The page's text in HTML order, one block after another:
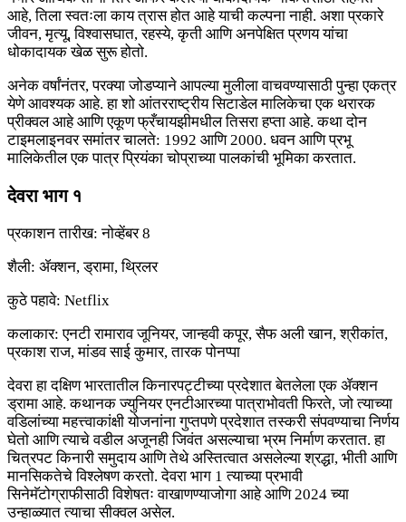
आहे, तिला स्वतःला काय त्रास होत आहे याची कल्पना नाही. अशा प्रकारे
जीवन, मृत्यू, विश्वासघात, रहस्ये, कृती आणि अनपेक्षित प्रणय यांचा
धोकादायक खेळ सुरू होतो.
अनेक वर्षांनंतर, परक्या जोडप्याने आपल्या मुलीला वाचवण्यासाठी पुन्हा एकत्र
येणे आवश्यक आहे. हा शो आंतरराष्ट्रीय सिटाडेल मालिकेचा एक थरारक
प्रीक्वल आहे आणि एकूण फ्रँचायझीमधील तिसरा हप्ता आहे. कथा दोन
टाइमलाइनवर समांतर चालते: 1992 आणि 2000. धवन आणि प्रभू
मालिकेतील एक पात्र प्रियंका चोप्राच्या पालकांची भूमिका करतात.
देवरा भाग १
प्रकाशन तारीख: नोव्हेंबर 8
शैली: ॲक्शन, ड्रामा, थ्रिलर
कुठे पहावे: Netflix
कलाकार: एनटी रामाराव जूनियर, जान्हवी कपूर, सैफ अली खान, श्रीकांत,
प्रकाश राज, मांडव साई कुमार, तारक पोनप्पा
देवरा हा दक्षिण भारतातील किनारपट्टीच्या प्रदेशात बेतलेला एक ॲक्शन
ड्रामा आहे. कथानक ज्युनियर एनटीआरच्या पात्राभोवती फिरते, जो त्याच्या
वडिलांच्या महत्त्वाकांक्षी योजनांना गुप्तपणे प्रदेशात तस्करी संपवण्याचा निर्णय
घेतो आणि त्याचे वडील अजूनही जिवंत असल्याचा भ्रम निर्माण करतात. हा
चित्रपट किनारी समुदाय आणि तेथे अस्तित्वात असलेल्या श्रद्धा, भीती आणि
मानसिकतेचे विश्लेषण करतो. देवरा भाग 1 त्याच्या प्रभावी
सिनेमॅटोग्राफीसाठी विशेषतः वाखाणण्याजोगा आहे आणि 2024 च्या
उन्हाळ्यात त्याचा सीक्वल असेल.